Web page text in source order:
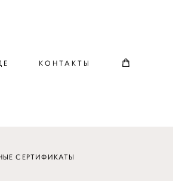
КОНТАКТЫ
СЕРТИФИКАТЫ